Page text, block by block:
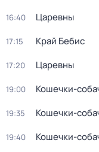
16:40 Царевны
17:15 Край Бебис
17:20 Царевны
19:00 Кошечки-
19:35 Кошечки-
19:40 Кошечки-